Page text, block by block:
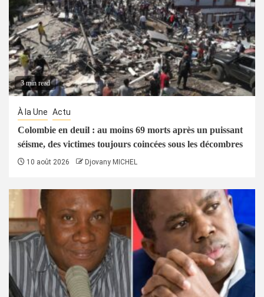
3 min read
À la Une Actu
Colombie en deuil : au moins 69 morts après un puissant
séisme, des victimes toujours coincées sous les décombres
10 août 2026 Djovany MICHEL